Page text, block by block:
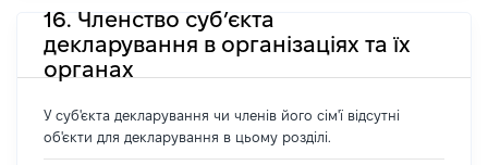
16. Членство суб’єкта
декларування в організаціях та їх
органах
У суб'єкта декларування чи членів його сім'ї відсутні
об'єкти для декларування в цьому розділі.